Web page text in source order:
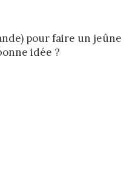
pour faire un jeûne
idée ?